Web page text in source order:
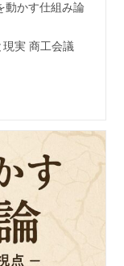
動かす仕組み論
現実 商工会議